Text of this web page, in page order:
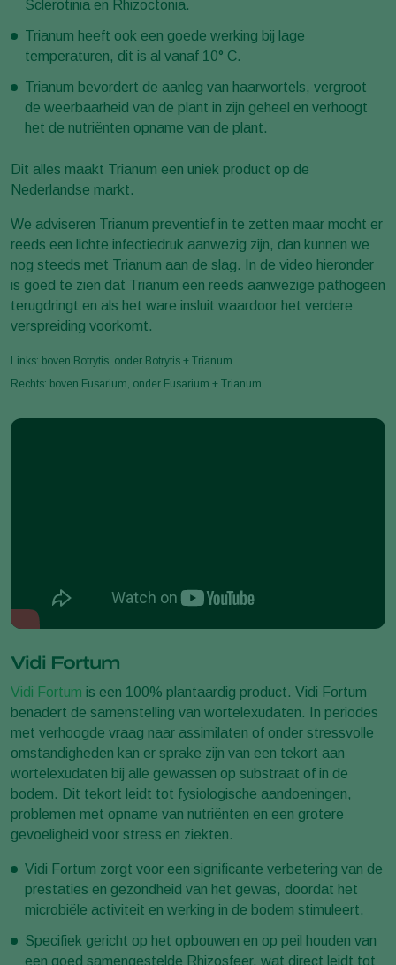
Sclerotinia en Rhizoctonia.
Trianum heeft ook een goede werking bij lage
temperaturen, dit is al vanaf 10° C.
Trianum bevordert de aanleg van haarwortels, vergroot
de weerbaarheid van de plant in zijn geheel en verhoogt
het de nutriënten opname van de plant.
Dit alles maakt Trianum een uniek product op de
Nederlandse markt.
We adviseren Trianum preventief in te zetten maar mocht er
reeds een lichte infectiedruk aanwezig zijn, dan kunnen we
nog steeds met Trianum aan de slag. In de video hieronder
is goed te zien dat Trianum een reeds aanwezige pathogeen
terugdringt en als het ware insluit waardoor het verdere
verspreiding voorkomt.
Links: boven Botrytis, onder Botrytis + Trianum
Rechts: boven Fusarium, onder Fusarium + Trianum.
Vidi Fortum
Vidi Fortum is een 100% plantaardig product. Vidi Fortum
benadert de samenstelling van wortelexudaten. In periodes
met verhoogde vraag naar assimilaten of onder stressvolle
omstandigheden kan er sprake zijn van een tekort aan
wortelexudaten bij alle gewassen op substraat of in de
bodem. Dit tekort leidt tot fysiologische aandoeningen,
problemen met opname van nutriënten en een grotere
gevoeligheid voor stress en ziekten.
Vidi Fortum zorgt voor een significante verbetering van de
prestaties en gezondheid van het gewas, doordat het
microbiële activiteit en werking in de bodem stimuleert.
Specifiek gericht op het opbouwen en op peil houden van
een goed samengestelde Rhizosfeer, wat direct leidt tot